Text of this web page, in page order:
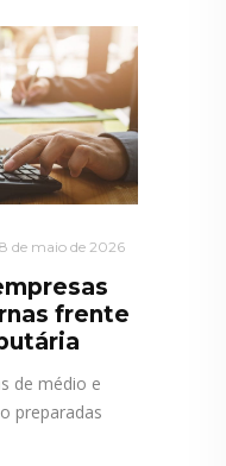
de maio de 2026
frente
de médio e
preparadas